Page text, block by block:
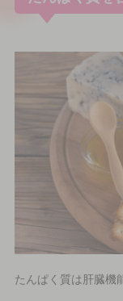
たんぱく質は肝臓機